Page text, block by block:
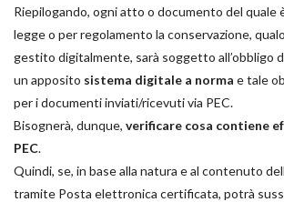
Riepilogando, ogni atto o documento del quale
legge o per regolamento la conservazione,
gestito digitalmente, sarà soggetto all’obbligo
un apposito sistema digitale a norma e tale
per i documenti inviati/ricevuti via PEC.
Bisognerà, dunque, verificare cosa contiene
PEC.
Quindi, se, in base alla natura e al contenuto
tramite Posta elettronica certificata, potrà